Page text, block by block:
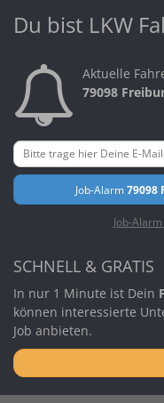
Du bist LKW
Aktuelle
79098
Job-Alarm79098
Job-
SCHNELL & GRATIS
In nur 1 Minute ist Dein
können interessierte
Job anbieten.